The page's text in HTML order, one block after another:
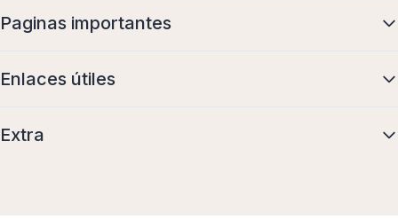
Paginas importantes
Enlaces útiles
Extra